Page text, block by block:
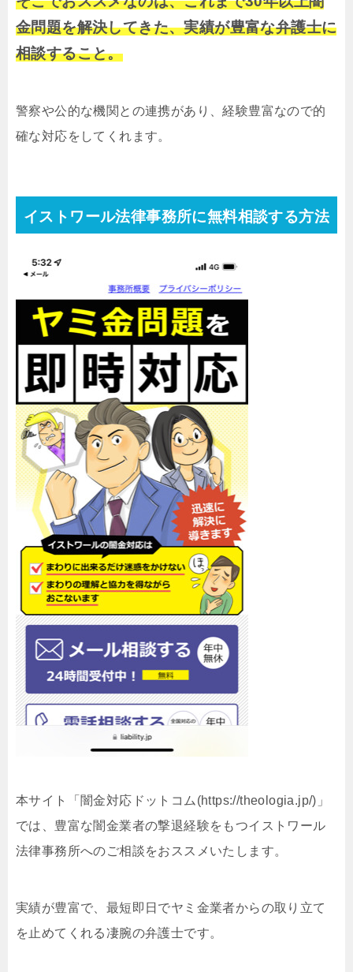
金問題を解決してきた、実績が豊富な弁護士に
相談すること。
警察や公的な機関との連携があり、経験豊富なので的
確な対応をしてくれます。
イストワール法律事務所に無料相談する方法
本サイト「闇金対応ドットコム(https://theologia.jp/)」
では、豊富な闇金業者の撃退経験をもつイストワール
法律事務所へのご相談をおススメいたします。
実績が豊富で、最短即日でヤミ金業者からの取り立て
を止めてくれる凄腕の弁護士です。